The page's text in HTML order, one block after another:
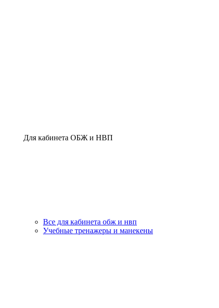
Для кабинета ОБЖ и НВП
Все для кабинета обж и нвп
Учебные тренажеры и манекены